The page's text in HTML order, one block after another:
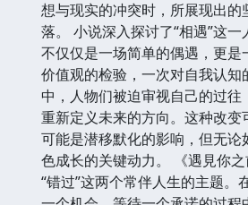
想与现实的冲突时，所展现出的
落。 小说深入探讨了“相遇”这
不仅仅是一场简单的偶遇，更是
价值观的检验，一次对自我认知
中，人物们被迫审视自己的过
重新定义未来的方向。这种改
可能是潜移默化的影响，但无论
色成长的关键动力。 《遇見你
“错过”这两个常伴人生的主题。